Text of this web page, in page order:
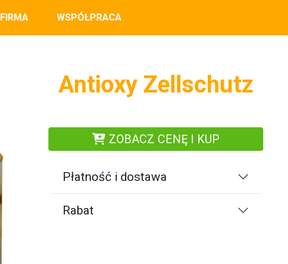
FIRMA WSPÓŁPRACA
Antioxy Zellschutz
ZOBACZ CENĘ I KUP
Płatność i dostawa
Rabat